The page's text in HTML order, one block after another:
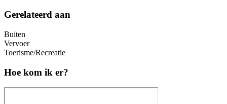
Gerelateerd aan
Buiten
Vervoer
Toerisme/Recreatie
Hoe kom ik er?